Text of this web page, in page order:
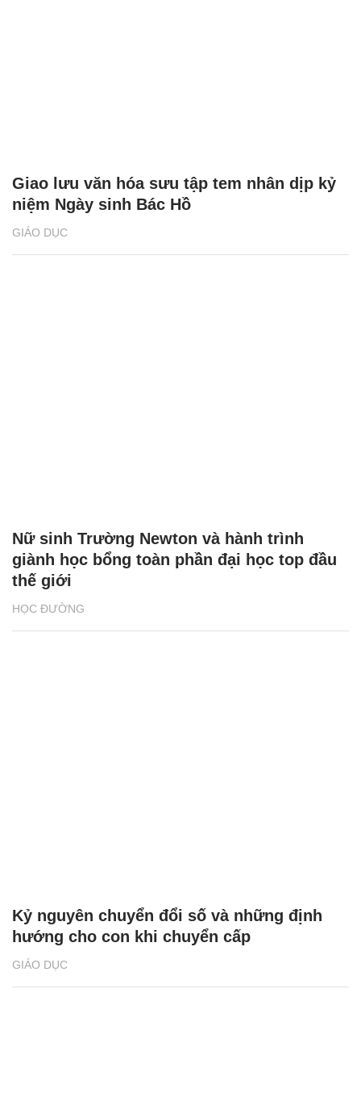
GIÁO DỤC
Giao lưu văn hóa sưu tập tem nhân dịp kỷ
niệm Ngày sinh Bác Hồ
HỌC ĐƯỜNG
Nữ sinh Trường Newton và hành trình
giành học bổng toàn phần đại học top đầu
thế giới
GIÁO DỤC
Kỷ nguyên chuyển đổi số và những định
hướng cho con khi chuyển cấp